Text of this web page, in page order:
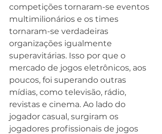
competições tornaram-se eventos
multimilionários e os times
tornaram-se verdadeiras
organizações igualmente
superavitárias. Isso por que o
mercado de jogos eletrônicos, aos
poucos, foi superando outras
mídias, como televisão, rádio,
revistas e cinema. Ao lado do
jogador casual, surgiram os
jogadores profissionais de jogos